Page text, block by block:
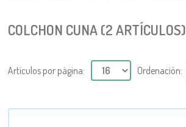
COLCHON CUNA (2 ARTÍCULOS)
Artículos por página: Ordenación: